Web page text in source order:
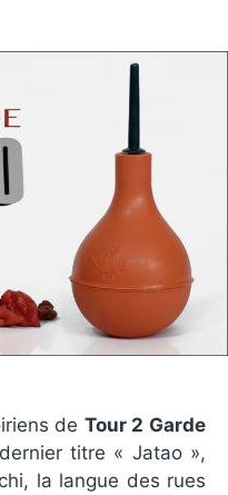
de Tour 2 Garde
titre « Jatao »,
la langue des rues